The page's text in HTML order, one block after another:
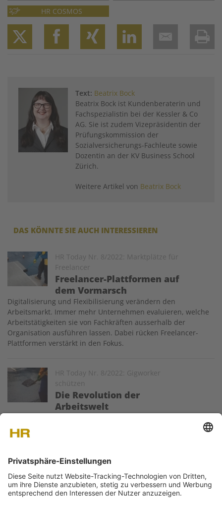
HR COSMOS
Text: Beatrix Bock
Beatrix Bock ist Kundenberaterin und
Fachspezialistin bei der Kessler & Co
AG. Sie ist zudem Vizepräsidentin der
Prüfungskommission der
Sozialversicherungs-Fachleute sowie
Dozentin an der KV Business School
Zürich.
Weitere Artikel von Beatrix Bock
DAS KÖNNTE SIE AUCH INTERESSIEREN
HR Today Nr. 8/2022: Marktplätze für
Freelancer
Freelancer-Plattformen auf
dem Vormarsch
Image
Digitalisierung und Flexibilisierung verändern den
Arbeitsmarkt. Immer mehr Unternehmen evaluieren, welche
Arbeitstätigkeiten sie von Fachkräften ausserhalb der
Organisation ausführen lassen. Dabei rücken Freelancer-
Plattformen verstärkt in den Fokus.
HR Today Nr. 8/2022: Gigworker
schützen
Die Revolution der
Arbeitswelt
Image
welche Konsequenzen ergeben sich daraus für Arbeitende?
Und wie kann sie zum Nutzen aller gestaltet werden? Ansätze